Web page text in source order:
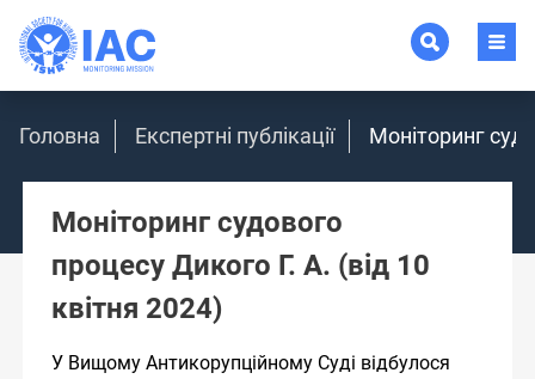
Головна Експертні публікації Моніторинг
Моніторинг судового
процесу Дикого Г. А. (від 10
квітня 2024)
У Вищому Антикорупційному Суді відбулося